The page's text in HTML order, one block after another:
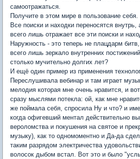
самоотражаться.
Получите в этом мире в пользование себя.
Все поиски и находки переносятся внутрь,
всего лишь отражает все эти поиски и
Наружность - это теперь не плацдарм
всего лишь зеркало внутренних
столько мучительно долгих лет?
И ещё один пример из применения
Переслушивала вебинар и там играет
мелодия которая мне очень нравится, и
сразу мыслями потекла: ой, как мне
же поймала себя, спросила Ну и что? и
когда офигевший ментал действительно
вероломства и покушения на святое и
музыку), как то одномоментно и Да-да
таким разрядом электричества
волосок дыбом встал. Вот это и было